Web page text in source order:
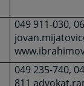
049 911-030,
049 235-740,
811